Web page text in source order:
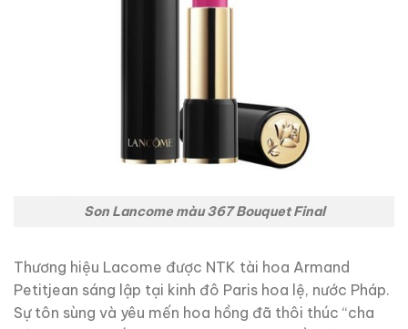
Son Lancome màu 367 Bouquet Final
Thương hiệu Lacome được NTK tài hoa Armand
Petitjean sáng lập tại kinh đô Paris hoa lệ, nước Pháp.
Sự tôn sùng và yêu mến hoa hồng đã thôi thúc “cha